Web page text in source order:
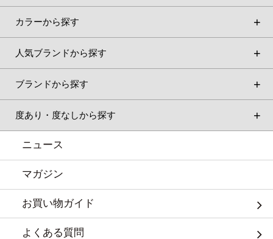
カラーから探す
人気ブランドから探す
ブランドから探す
度あり・度なしから探す
ニュース
マガジン
お買い物ガイド
よくある質問